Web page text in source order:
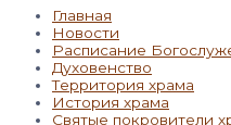
Главная
Новости
Расписание
Духовенство
Территория храма
История храма
Святые покровители